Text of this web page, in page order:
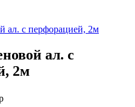
ал. с
2м